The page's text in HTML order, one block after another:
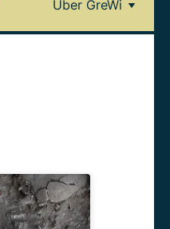
Über GreWi